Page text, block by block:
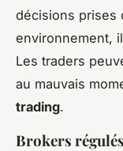
décisions prises
environnement,
Les traders
au mauvais
trading.
Brokers